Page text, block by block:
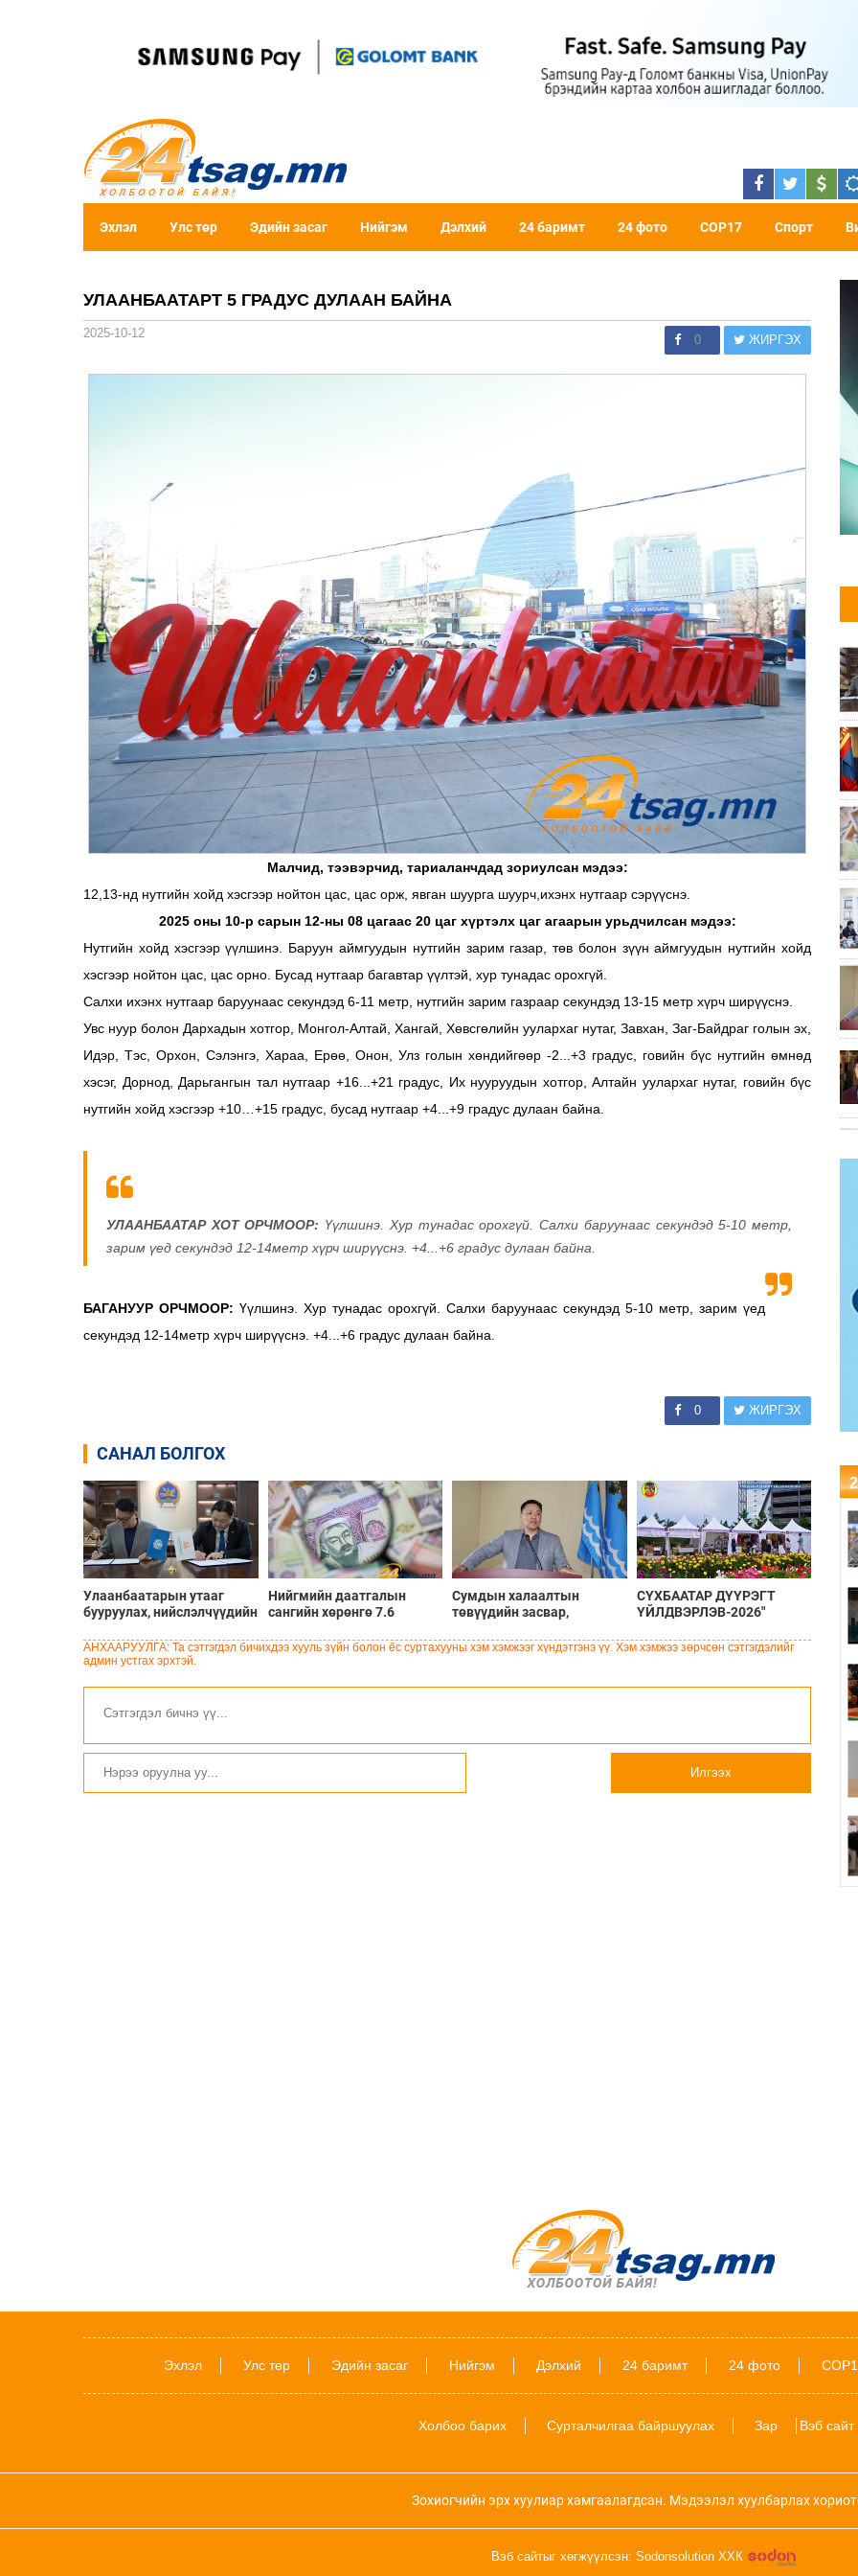
Эхлэл Улс төр Эдийн засаг Нийгэм Дэлхий 24 баримт 24 фото COP17 Спорт
УЛААНБААТАРТ 5 ГРАДУС ДУЛААН БАЙНА
2025-10-12 0 ЖИРГЭХ
Малчид, тээвэрчид, тариаланчдад зориулсан мэдээ:
12,13-нд нутгийн хойд хэсгээр нойтон цас, цас орж, явган шуурга шуурч,ихэнх нутгаар сэрүүснэ.
2025 оны 10-р сарын 12-ны 08 цагаас 20 цаг хүртэлх цаг агаарын урьдчилсан мэдээ:
Нутгийн хойд хэсгээр үүлшинэ. Баруун аймгуудын нутгийн зарим газар, төв болон зүүн аймгуудын нутгийн хойд
хэсгээр нойтон цас, цас орно. Бусад нутгаар багавтар үүлтэй, хур тунадас орохгүй.
Салхи ихэнх нутгаар баруунаас секундэд 6-11 метр, нутгийн зарим газраар секундэд 13-15 метр хүрч ширүүснэ.
Увс нуур болон Дархадын хотгор, Монгол-Алтай, Хангай, Хөвсгөлийн уулархаг нутаг, Завхан, Заг-Байдраг голын эх,
Идэр, Тэс, Орхон, Сэлэнгэ, Хараа, Ерөө, Онон, Улз голын хөндийгөөр -2...+3 градус, говийн бүс нутгийн өмнөд
хэсэг, Дорнод, Дарьгангын тал нутгаар +16...+21 градус, Их нууруудын хотгор, Алтайн уулархаг нутаг, говийн бүс
нутгийн хойд хэсгээр +10…+15 градус, бусад нутгаар +4...+9 градус дулаан байна.
УЛААНБААТАР ХОТ ОРЧМООР: Үүлшинэ. Хур тунадас орохгүй. Салхи баруунаас секундэд 5-10 метр,
зарим үед секундэд 12-14метр хүрч ширүүснэ. +4...+6 градус дулаан байна.
БАГАНУУР ОРЧМООР: Үүлшинэ. Хур тунадас орохгүй. Салхи баруунаас секундэд 5-10 метр, зарим үед
секундэд 12-14метр хүрч ширүүснэ. +4...+6 градус дулаан байна.
0 ЖИРГЭХ
САНАЛ БОЛГОХ
Улаанбаатарын утааг
бууруулах, нийслэлчүүдийн
төслийг “Чингис хаан
баялгийн сан нэгдэл” ХХК-
Нийгмийн даатгалын
сангийн хөрөнгө 7.6
арвижлаа
Сумдын халаалтын
төвүүдийн засвар,
хувийн хэвшил рүү
СҮХБААТАР ДҮҮРЭГТ
ҮЙЛДВЭРЛЭВ-2026"
БАЙНА
АНХААРУУЛГА: Та сэтгэгдэл бичихдээ хууль зүйн болон ёс суртахууны хэм хэмжээг хүндэтгэнэ үү. Хэм хэмжээ зөрчсөн сэтгэгдэлийг
админ устгах эрхтэй.
Илгээх
Эхлэл Улс төр Эдийн засаг Нийгэм Дэлхий 24 баримт 24 фото
Холбоо барих Сурталчилгаа байршуулах Зар Вэб сайт
Зохиогчийн эрх хуулиар хамгаалагдсан. Мэдээлэл хуулбарлах
Вэб сайтыг хөгжүүлсэн: Sodonsolution ХХК